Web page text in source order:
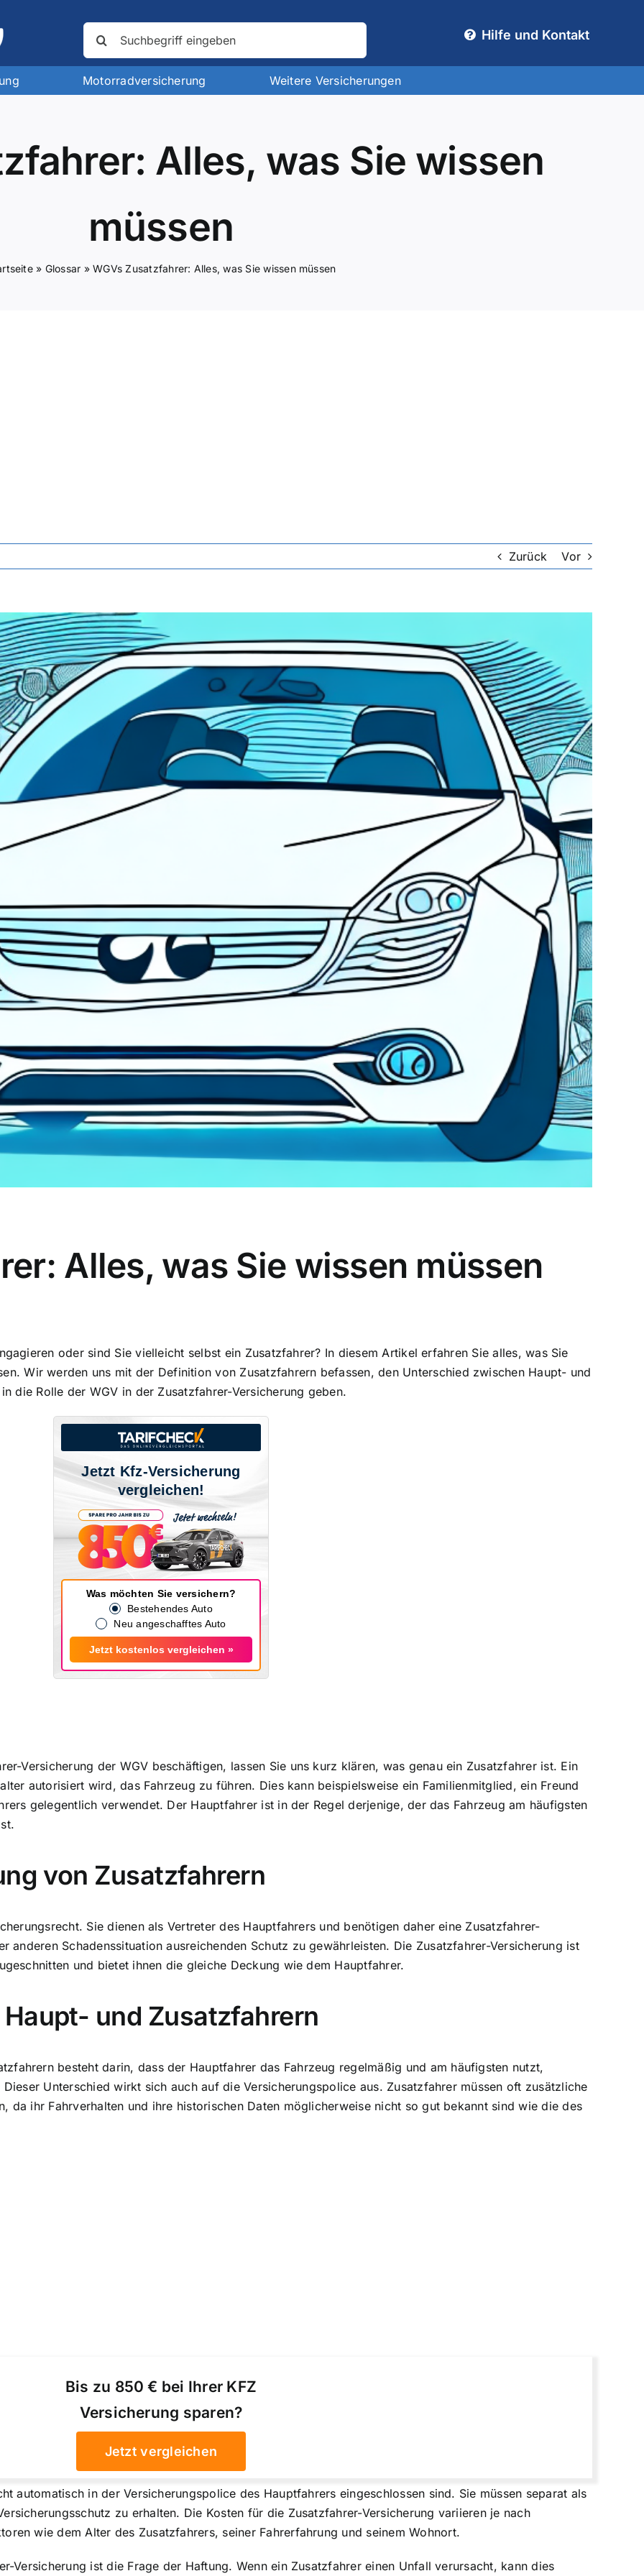
nach:
Hilfe und Kontakt
Motorradversicherung Weitere Versicherungen
Alles, was Sie wissen
müssen
» Glossar »WGVs Zusatzfahrer: Alles, was Sie wissen müssen
Zurück Vor
Alles, was Sie wissen müssen
oder sind Sie vielleicht selbst ein Zusatzfahrer? In diesem Artikel erfahren Sie alles, was Sie
Wir werden uns mit der Definition von Zusatzfahrern befassen, den Unterschied zwischen Haupt- und
die Rolle der WGV in der Zusatzfahrer-Versicherung geben.
Jetzt Kfz-Versicherung
vergleichen!
Was möchten Sie versichern?
Bestehendes Auto
Neu angeschafftes Auto
Jetzt kostenlos vergleichen »
Versicherung der WGV beschäftigen, lassen Sie uns kurz klären, was genau ein Zusatzfahrer ist. Ein
autorisiert wird, das Fahrzeug zu führen. Dies kann beispielsweise ein Familienmitglied, ein Freund
gelegentlich verwendet. Der Hauptfahrer ist in der Regel derjenige, der das Fahrzeug am häufigsten
von Zusatzfahrern
Sie dienen als Vertreter des Hauptfahrers und benötigen daher eine Zusatzfahrer-
anderen Schadenssituation ausreichenden Schutz zu gewährleisten. Die Zusatzfahrer-Versicherung ist
und bietet ihnen die gleiche Deckung wie dem Hauptfahrer.
und Zusatzfahrern
besteht darin, dass der Hauptfahrer das Fahrzeug regelmäßig und am häufigsten nutzt,
Unterschied wirkt sich auch auf die Versicherungspolice aus. Zusatzfahrer müssen oft zusätzliche
da ihr Fahrverhalten und ihre historischen Daten möglicherweise nicht so gut bekannt sind wie die des
Bis zu 850 € bei Ihrer KFZ
Versicherung sparen?
Jetzt vergleichen
automatisch in der Versicherungspolice des Hauptfahrers eingeschlossen sind. Sie müssen separat als
zu erhalten. Die Kosten für die Zusatzfahrer-Versicherung variieren je nach
wie dem Alter des Zusatzfahrers, seiner Fahrerfahrung und seinem Wohnort.
Versicherung ist die Frage der Haftung. Wenn ein Zusatzfahrer einen Unfall verursacht, kann dies